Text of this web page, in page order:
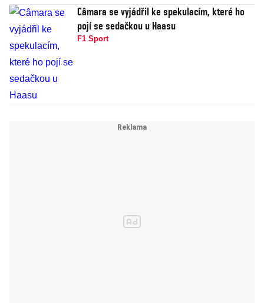
Câmara se vyjádřil ke spekulacím, které ho
pojí se sedačkou u Haasu
F1 Sport